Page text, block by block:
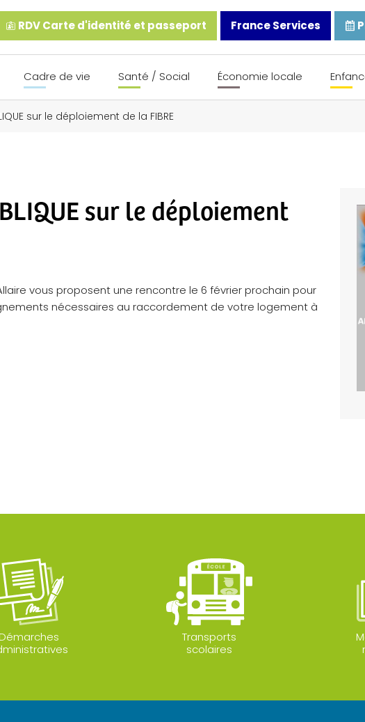
RDV Carte d'identité et passeport France Services
Cadre de vie Santé / Social Économie locale
sur le déploiement de la FIBRE
sur le déploiement
vous proposent une rencontre le 6 février prochain pour
nécessaires au raccordement de votre logement à
Transports
scolaires